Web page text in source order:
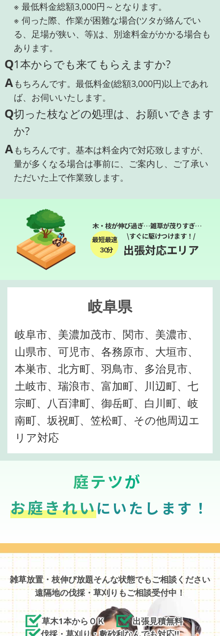
※ 最低料金総額3,000円～となります。
※ 伺った際、作業が困難な場合(ツタが絡んでい
る、足場が狭い、等)は、別途料金がかかる場合も
あります。
Q1本からでも来てもらえますか?
Aもちろんです。最低料金(総額3,000円)以上であれ
ば、お伺いいたします。
Q切った枝などの処理は、お願いできます
か?
Aもちろんです。基本は料金内で対応致しますが、
量が多くなる場合は事前に、ご案内し、ご了承い
ただいた上で作業致します。
木・枝が伸び過ぎ…雑草が茂りすぎ…
最短最速
３０分
\すぐに駆けつけます！/
出張対応エリア
岐阜県
岐阜市、美濃加茂市、関市、美濃市、
山県市、可児市、各務原市、大垣市、
本巣市、北方町、羽鳥市、多治見市、
土岐市、瑞浪市、富加町、川辺町、七
宗町、八百津町、御岳町、白川町、岐
南町、坂祝町、笠松町、その他周辺エ
リア対応
庭テツが
お庭きれいにいたします！
雑草放置・枝伸び放題そんな状態でもご相談ください
遠隔地の伐採・草刈りもご相談受付中！
草木1本からＯＫ
出張見積無料